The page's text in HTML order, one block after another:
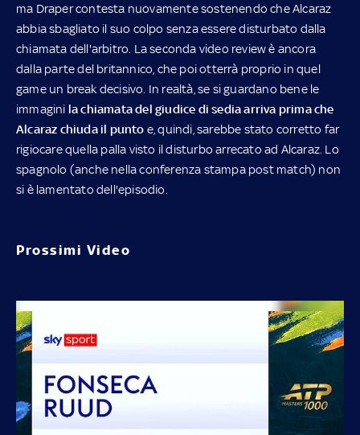
ma Draper contesta nuovamente sostenendo che Alcaraz
abbia sbagliato il suo colpo senza essere disturbato dalla
chiamata dell'arbitro. La seconda video review è ancora
dalla parte del britannico, che poi otterrà proprio in quel
game un break decisivo. In realtà, se si guardano bene le
immagini la chiamata del giudice di sedia arriva prima che
Alcaraz chiuda il punto e, quindi, sarebbe stato corretto far
rigiocare quella palla visto il disturbo arrecato ad Alcaraz. Lo
spagnolo (anche nella conferenza stampa post match) non
si è lamentato dell'episodio.
Prossimi Video